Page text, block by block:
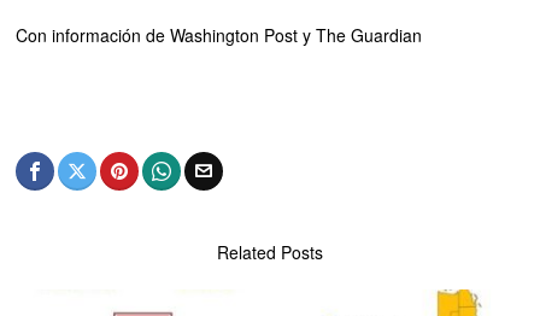
Con información de Washington Post y The Guardian
Related Posts